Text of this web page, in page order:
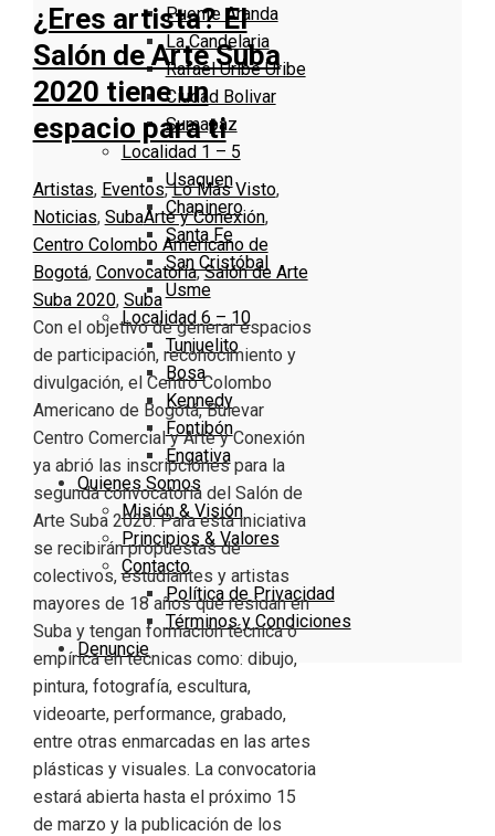
Puente Aranda
La Candelaria
Rafael Uribe Uribe
Ciudad Bolivar
Sumapaz
Localidad 1 – 5
Usaquen
Chapinero
Santa Fe
San Cristóbal
Usme
Localidad 6 – 10
Tunjuelito
Bosa
Kennedy
Fontibón
Engativa
Quienes Somos
Misión & Visión
Principios & Valores
Contacto
Política de Privacidad
Términos y Condiciones
Denuncie
¿Eres artista? El
Salón de Arte Suba
2020 tiene un
espacio para ti
Artistas, Eventos,Lo Más Visto,
Noticias, SubaArte y Conexión,
Centro Colombo Americano de
Bogotá, Convocatoria,Salón de Arte
Suba 2020, Suba
Con el objetivo de generar espacios
de participación, reconocimiento y
divulgación, el Centro Colombo
Americano de Bogotá, Bulevar
Centro Comercial y Arte y Conexión
ya abrió las inscripciones para la
segunda convocatoria del Salón de
Arte Suba 2020. Para esta iniciativa
se recibirán propuestas de
colectivos, estudiantes y artistas
mayores de 18 años que residan en
Suba y tengan formación técnica o
empírica en técnicas como: dibujo,
pintura, fotografía, escultura,
videoarte, performance, grabado,
entre otras enmarcadas en las artes
plásticas y visuales. La convocatoria
estará abierta hasta el próximo 15
de marzo y la publicación de los